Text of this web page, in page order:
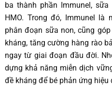
ba thành phần Immunel, sữa
HMO. Trong đó, Immunel
phân đoạn sữa non, cũng
kháng, tăng cường hàng rào
ngay từ giai đoạn đầu đời.
dựng khả năng miễn dịch
đề kháng để bé phản ứng